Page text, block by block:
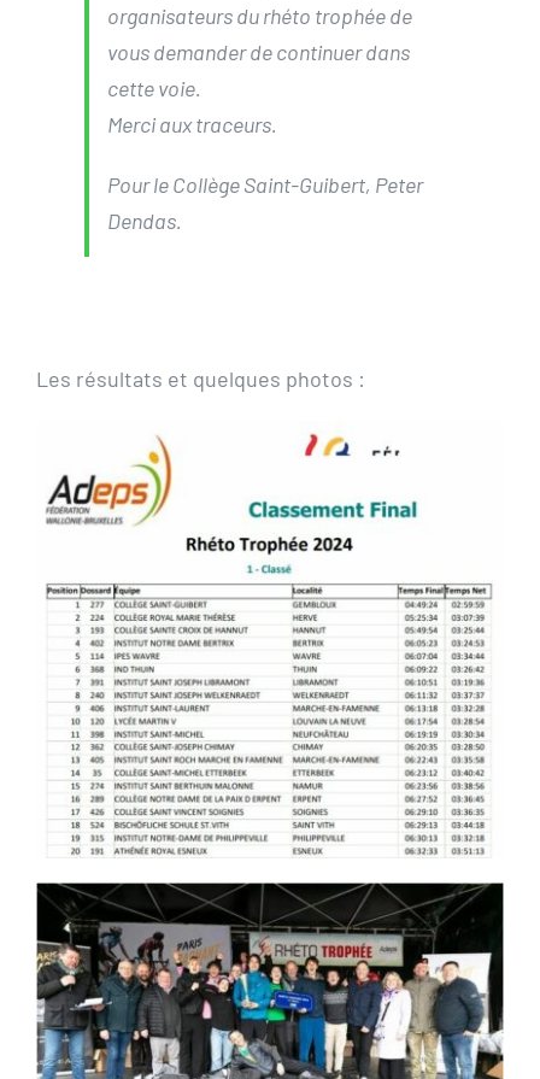
organisateurs du rhéto trophée de
vous demander de continuer dans
cette voie.
Merci aux traceurs.
Pour le Collège Saint-Guibert, Peter
Dendas.
Les résultats et quelques photos :